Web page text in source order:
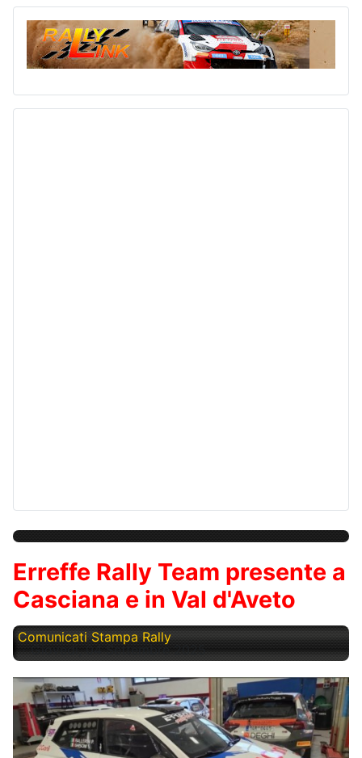
Erreffe Rally Team presente a
Casciana e in Val d'Aveto
Comunicati Stampa Rally
Giovedì, 04 Settembre 2025